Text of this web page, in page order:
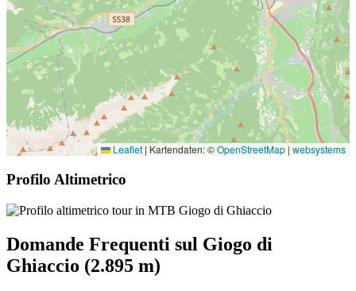
Leaflet | Kartendaten: ©OpenStreetMap | websystems
Profilo Altimetrico
Domande Frequenti sul Giogo di
Ghiaccio (2.895 m)